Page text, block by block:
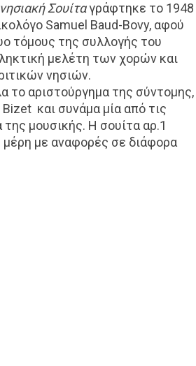
Σουίταγράφτηκε το 1948
Samuel Baud-Bovy, αφού
τόμους της συλλογής του
μελέτη των χορών και
νησιών.
το αριστούργημα της σύντομης,
και συνάμα μία από τις
μουσικής. Η σουίτα αρ.1
μέρη με αναφορές σε διάφορα